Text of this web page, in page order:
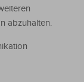
abzuhalten.